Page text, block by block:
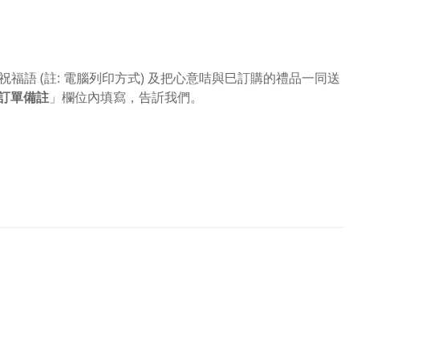
語 (註: 電腦列印方式) 及把心意咭與巳訂購的禮品一同送
單備註 」欄位內填寫，告訢我們。